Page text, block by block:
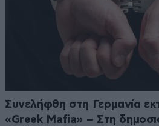
Συνελήφθη στη Γερμανία
«Greek Mafia» – Στη